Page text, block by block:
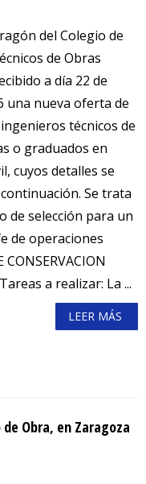
del Colegio de
de Obras
a día 22 de
una nueva oferta de
técnicos de
o graduados en
cuyos detalles se
Se trata
de selección para un
de operaciones
CONSERVACION
a realizar: La ...
LEER MÁS
Obra, en Zaragoza